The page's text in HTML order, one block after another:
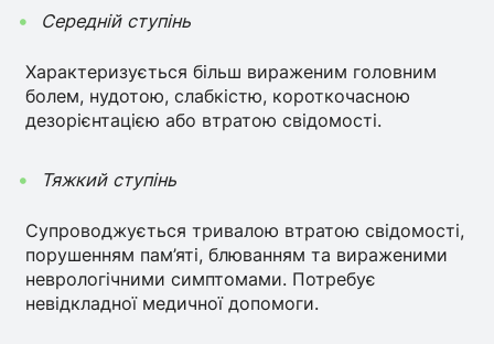
Середній ступінь
Характеризується більш вираженим головним
болем, нудотою, слабкістю, короткочасною
дезорієнтацією або втратою свідомості.
Тяжкий ступінь
Супроводжується тривалою втратою свідомості,
порушенням пам’яті, блюванням та вираженими
неврологічними симптомами. Потребує
невідкладної медичної допомоги.